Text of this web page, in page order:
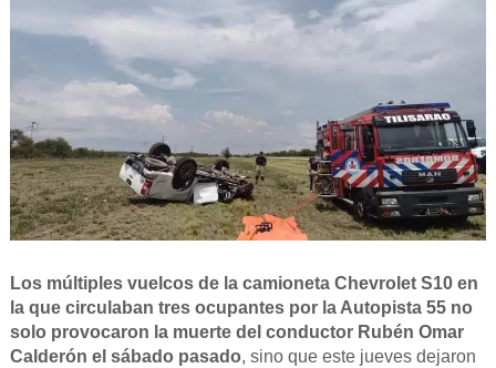
Los múltiples vuelcos de la camioneta Chevrolet S10 en
la que circulaban tres ocupantes por la Autopista 55 no
solo provocaron la muerte del conductor Rubén Omar
Calderón el sábado pasado, sino que este jueves dejaron